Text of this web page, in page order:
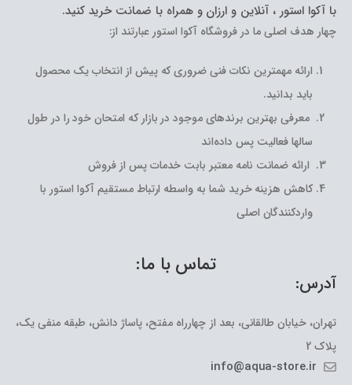
با آکوا استور ، آنلاین و ارزان و همراه با ضمانت خرید کنید.
چهار هدف اصلی ما در فروشگاه آکوا استور عبارتند از:
ارائه مهمترین نکات فنی ضروری که پیش از انتخاب یک محصول
باید بدانید.
معرفی بهترین برندهای موجود در بازار که امتحان خود را در طول
سالها فعالیت پس داده‌اند
ارائه ضمانت نامه معتبر بابت خدمات پس از فروش
کاهش هزینه خرید شما به واسطه ارتباط مستقیم آکوا استور با
واردکنندگان اصلی
تماس با ما:
آدرس:
تهران، خیابان طالقانی، بعد از چهارراه مفتح، پاساژ دانش، طبقه منفی یک،
پلاک 2
info@aqua-store.ir